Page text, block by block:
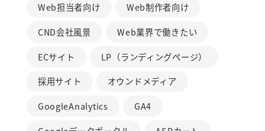
Web担当者向け
Web制作者向け
CND会社風景
Web業界で働きたい
ECサイト
LP（ランディングページ）
採用サイト
オウンドメディア
GoogleAnalytics
GA4